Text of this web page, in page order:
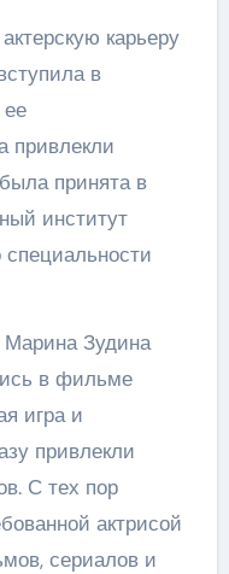
карьеру
в
привлекли
принята в
институт
специальности
Зудина
в фильме
игра и
привлекли
С тех пор
актрисой
сериалов и